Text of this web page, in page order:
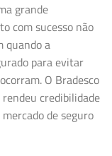
grande
com sucesso não
quando a
para evitar
O Bradesco
credibilidade
de seguro